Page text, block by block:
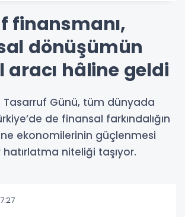
finansmanı,
dönüşümün
hâline geldi
Tasarruf Günü, tüm dünyada
de finansal farkındalığın
ekonomilerinin güçlenmesi
niteliği taşıyor.